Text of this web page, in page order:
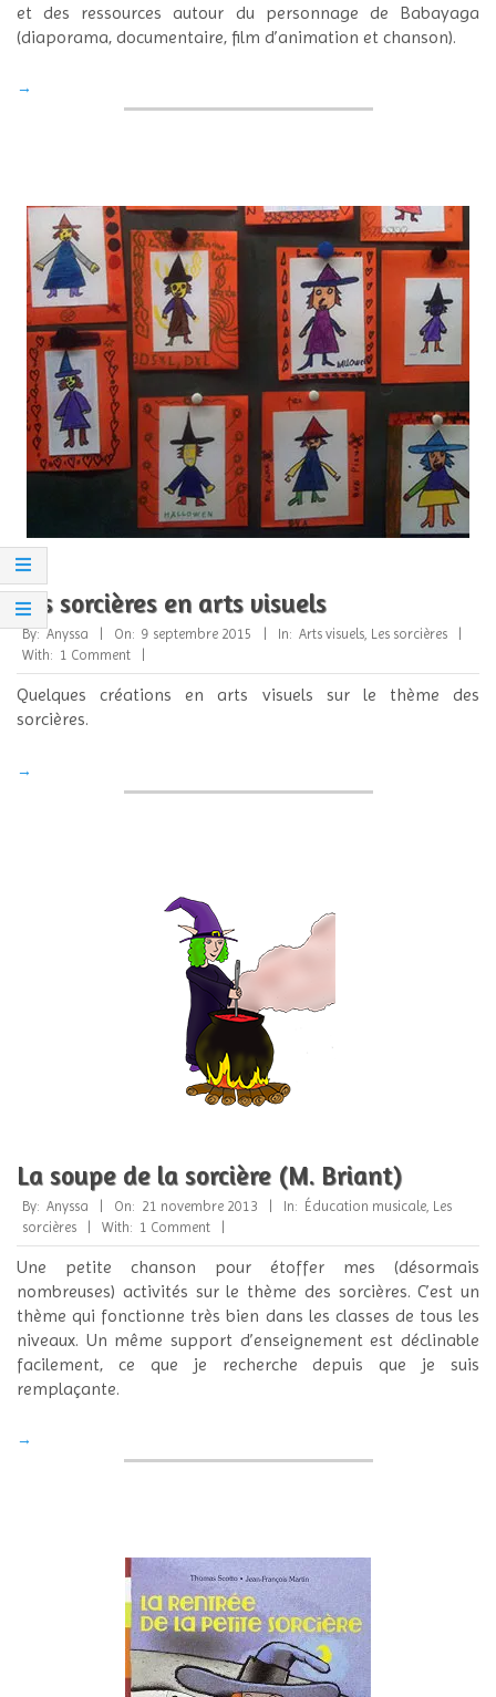
et des ressources autour du personnage de Babayaga
(diaporama, documentaire, film d’animation et chanson).
→
Les sorcières en arts visuels
2015-
09-
09
By: Anyssa On: 9 septembre 2015 In: Arts visuels, Les sorcières
With: 1 Comment
Quelques créations en arts visuels sur le thème des
sorcières.
→
La soupe de la sorcière (M. Briant)
2013-
11-
21
By: Anyssa On: 21 novembre 2013 In: Éducation musicale Les
sorcières
With: 1 Comment
Une petite chanson pour étoffer mes (désormais
nombreuses) activités sur le thème des sorcières. C’est un
thème qui fonctionne très bien dans les classes de tous les
niveaux. Un même support d’enseignement est déclinable
facilement, ce que je recherche depuis que je suis
remplaçante.
→